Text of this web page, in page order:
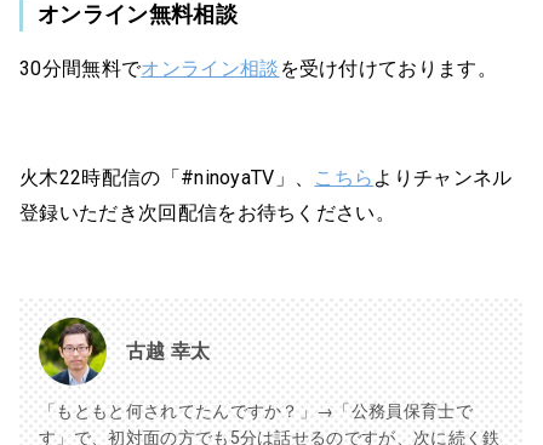
オンライン無料相談
30分間無料でオンライン相談 を受け付けております。
火木22時配信の「#ninoyaTV」、 こちら よりチャンネル
登録いただき次回配信をお待ちください。
古越 幸太
「もともと何されてたんですか？」→「公務員保育士で
す」で、初対面の方でも5分は話せるのですが、次に続く鉄